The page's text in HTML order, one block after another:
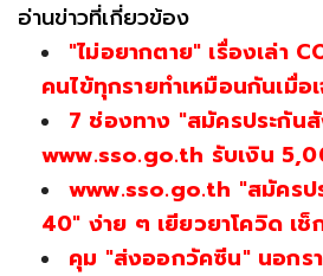
อ่านข่าวที่เกี่ยวข้อง
"ไม่อยากตาย" เรื่องเล่า
คนไข้ทุกรายทำเหมือนกันเมื่อ
7 ช่องทาง "สมัครประกัน
www.sso.go.th รับเงิน
www.sso.go.th "สมัครป
40" ง่าย ๆ เยียวยาโควิด เช็
คุม "ส่งออกวัคซีน" นอกร